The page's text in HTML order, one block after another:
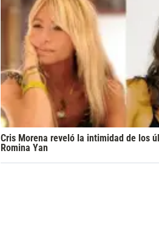
Cris Morena reveló la intimidad de los
Romina Yan